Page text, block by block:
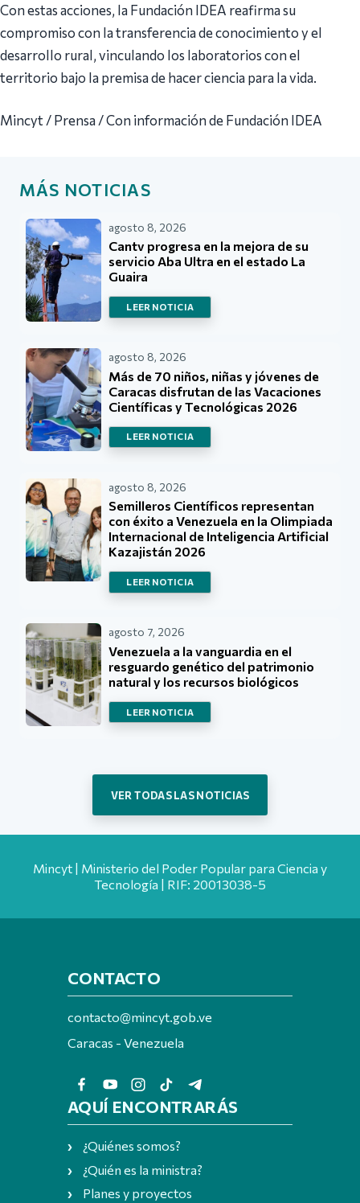
Con estas acciones, la Fundación IDEA reafirma su
compromiso con la transferencia de conocimiento y el
desarrollo rural, vinculando los laboratorios con el
territorio bajo la premisa de hacer ciencia para la vida.
Mincyt / Prensa / Con información de Fundación IDEA
MÁS NOTICIAS
agosto 8, 2026
Cantv progresa en la mejora de su
servicio Aba Ultra en el estado La
Guaira
LEER NOTICIA
agosto 8, 2026
Más de 70 niños, niñas y jóvenes de
Caracas disfrutan de las Vacaciones
Científicas y Tecnológicas 2026
LEER NOTICIA
agosto 8, 2026
Semilleros Científicos representan
con éxito a Venezuela en la Olimpiada
Internacional de Inteligencia Artificial
Kazajistán 2026
LEER NOTICIA
agosto 7, 2026
Venezuela a la vanguardia en el
resguardo genético del patrimonio
natural y los recursos biológicos
LEER NOTICIA
VER TODAS LAS NOTICIAS
Mincyt | Ministerio del Poder Popular para Ciencia y
Tecnología | RIF: 20013038-5
CONTACTO
contacto@mincyt.gob.ve
Caracas - Venezuela
AQUÍ ENCONTRARÁS
¿Quiénes somos?
¿Quién es la ministra?
Planes y proyectos